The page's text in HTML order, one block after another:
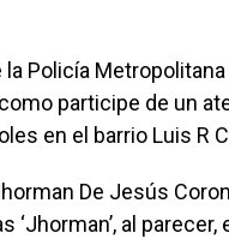
Policía
participe de un
en el barrio Luis R
De Jesús
al parecer,